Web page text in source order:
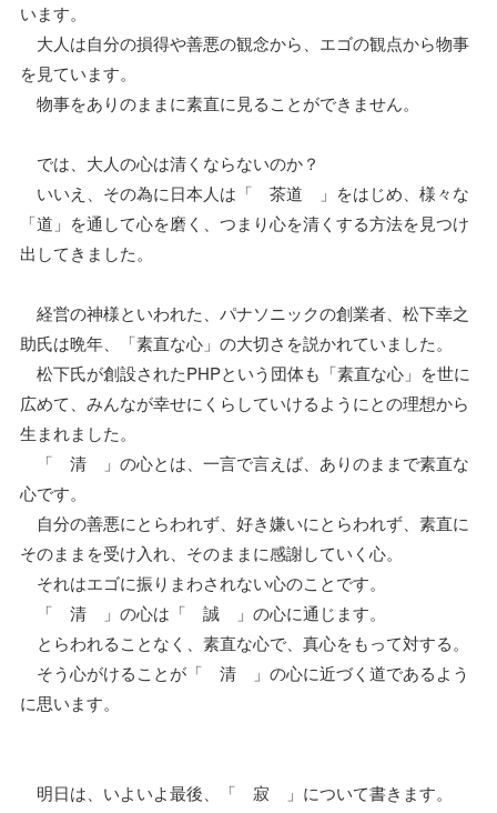
います。
大人は自分の損得や善悪の観念から、エゴの観点から物事
を見ています。
物事をありのままに素直に見ることができません。
では、大人の心は清くならないのか？
いいえ、その為に日本人は「 茶道 」をはじめ、様々な
「道」を通して心を磨く、つまり心を清くする方法を見つけ
出してきました。
経営の神様といわれた、パナソニックの創業者、松下幸之
助氏は晩年、「素直な心」の大切さを説かれていました。
松下氏が創設されたPHPという団体も「素直な心」を世に
広めて、みんなが幸せにくらしていけるようにとの理想から
生まれました。
「 清 」の心とは、一言で言えば、ありのままで素直な
心です。
自分の善悪にとらわれず、好き嫌いにとらわれず、素直に
そのままを受け入れ、そのままに感謝していく心。
それはエゴに振りまわされない心のことです。
「 清 」の心は「 誠 」の心に通じます。
とらわれることなく、素直な心で、真心をもって対する。
そう心がけることが「 清 」の心に近づく道であるよう
に思います。
明日は、いよいよ最後、「 寂 」について書きます。